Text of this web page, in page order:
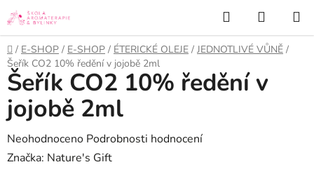
Přejít
na
obsah
Hledat
KOŠÍK
Domů
/ E-SHOP / E-SHOP / ÉTERICKÉ OLEJE / JEDNOTLIVÉ VŮNĚ /
Šeřík CO2 10% ředění v jojobě 2ml
Šeřík CO2 10% ředění v
jojobě 2ml
Průměrné
hodnocení
Neohodnoceno Podrobnosti hodnocení
Značka: Nature's Gift